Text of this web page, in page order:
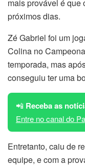
mais provável é que
próximos dias.
Zé Gabriel foi um
Colina no
temporada, mas
conseguiu ter uma
📲 Receba as
Entre no canal do
Entretanto, caiu de
equipe, e com a